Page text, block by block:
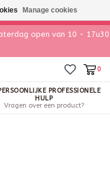
open van 10 - 17u30
0
PROFESSIONELE
HULP
Vragen over een product?
Manage cookies